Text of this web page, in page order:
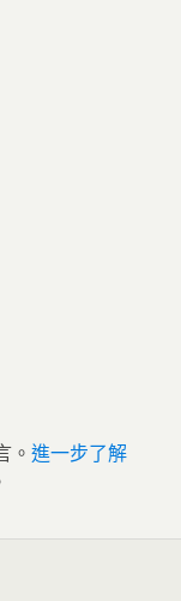
。 進一步了解